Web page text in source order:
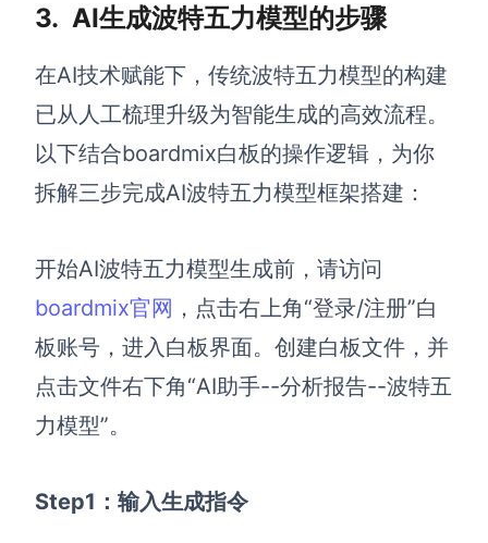
3. AI生成波特五力模型的步骤
在AI技术赋能下，传统波特五力模型的构建
已从人工梳理升级为智能生成的高效流程。
以下结合boardmix白板的操作逻辑，为你
拆解三步完成AI波特五力模型框架搭建：
开始AI波特五力模型生成前，请访问
boardmix官网 ，点击右上角“登录/注册”白
板账号，进入白板界面。创建白板文件，并
点击文件右下角“AI助手--分析报告--波特五
力模型”。
Step1：输入生成指令